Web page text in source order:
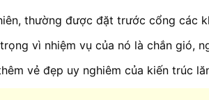
thường được đặt trước cổng các
vì nhiệm vụ của nó là chắn gió,
vẻ đẹp uy nghiêm của kiến trúc